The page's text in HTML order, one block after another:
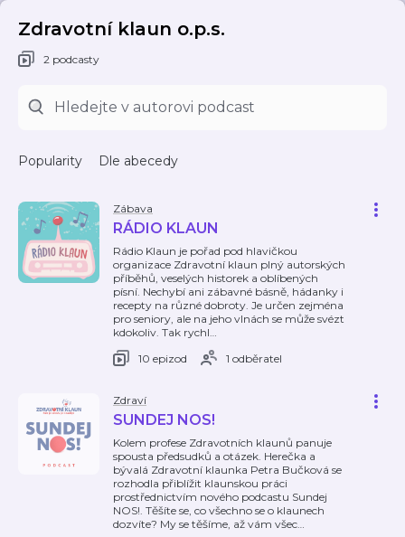
Zdravotní klaun o.p.s.
2 podcasty
Popularity Dle abecedy
Zábava
RÁDIO KLAUN
Rádio Klaun je pořad pod hlavičkou
organizace Zdravotní klaun plný autorských
příběhů, veselých historek a oblíbených
písní. Nechybí ani zábavné básně, hádanky i
recepty na různé dobroty. Je určen zejména
pro seniory, ale na jeho vlnách se může svézt
kdokoliv. Tak rychl…
10 epizod
1 odběratel
Zdraví
SUNDEJ NOS!
Kolem profese Zdravotních klaunů panuje
spousta předsudků a otázek. Herečka a
bývalá Zdravotní klaunka Petra Bučková se
rozhodla přiblížit klaunskou práci
prostřednictvím nového podcastu Sundej
NOS!. Těšíte se, co všechno se o klaunech
dozvíte? My se těšíme, až vám všec…